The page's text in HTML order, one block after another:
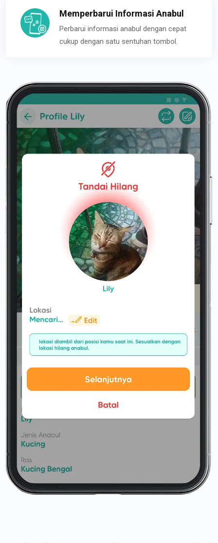
Memperbarui Informasi Anabul
Perbarui informasi anabul dengan cepat
cukup dengan satu sentuhan tombol.